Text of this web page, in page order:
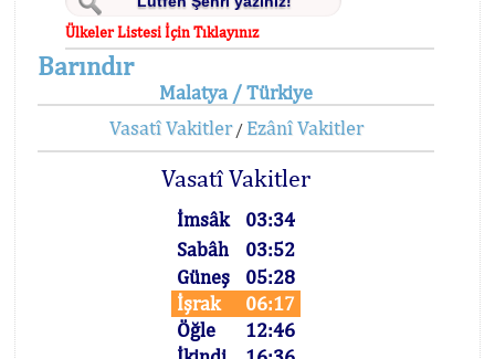
Ülkeler Listesi İçin Tıklayınız
Barındır
Malatya / Türkiye
Vasatî Vakitler/ Ezânî Vakitler
Vasatî Vakitler
İmsâk
03:34
Sabâh
03:52
Güneş
05:28
İşrak
06:17
Öğle
12:46